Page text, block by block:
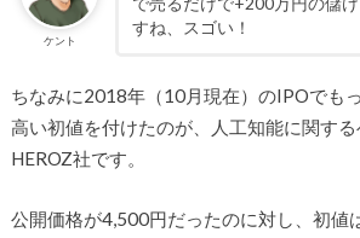
ケント
すね、スゴい！
ちなみに2018年（10月現在）のIPOでも
高い初値を付けたのが、人工知能に関す
HEROZ社です。
公開価格が4,500円だったのに対し、初値